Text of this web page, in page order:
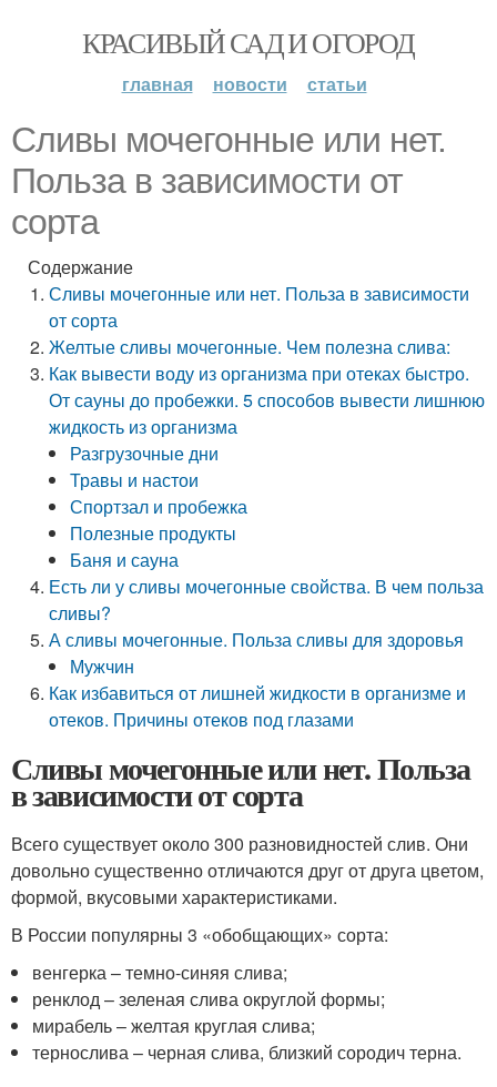
КРАСИВЫЙ САД И ОГОРОД
главная новости статьи
Сливы мочегонные или нет.
Польза в зависимости от
сорта
Содержание
Сливы мочегонные или нет. Польза в зависимости
от сорта
Желтые сливы мочегонные. Чем полезна слива:
Как вывести воду из организма при отеках быстро.
От сауны до пробежки. 5 способов вывести лишнюю
жидкость из организма
Разгрузочные дни
Травы и настои
Спортзал и пробежка
Полезные продукты
Баня и сауна
Есть ли у сливы мочегонные свойства. В чем польза
сливы?
А сливы мочегонные. Польза сливы для здоровья
Мужчин
Как избавиться от лишней жидкости в организме и
отеков. Причины отеков под глазами
Сливы мочегонные или нет. Польза
в зависимости от сорта
Всего существует около 300 разновидностей слив. Они
довольно существенно отличаются друг от друга цветом,
формой, вкусовыми характеристиками.
В России популярны 3 «обобщающих» сорта:
венгерка – темно-синяя слива;
ренклод – зеленая слива округлой формы;
мирабель – желтая круглая слива;
тернослива – черная слива, близкий сородич терна.